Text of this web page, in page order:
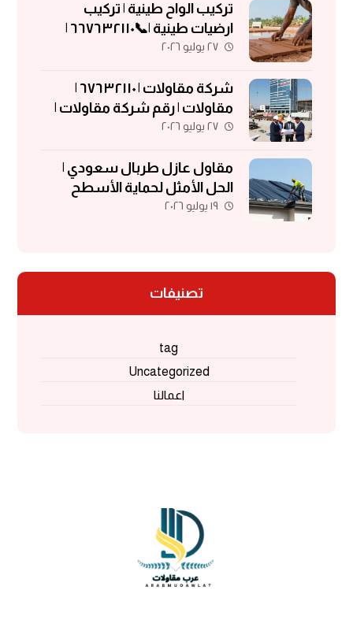
تركيب الواح طينية | تركيب
ارضيات طينية |📞٦٦٧٦٣٢١١٠ |
الواح طينية | معلم تركيب الواح
٢٧ يوليو ٢٠٢٦
شركة مقاولات | ٦٧٦٣٢١١٠ |
مقاولات | رقم شركة مقاولات |
مقاولات الكويت
٢٧ يوليو ٢٠٢٦
مقاول عازل طربال سعودي |
الحل الأمثل لحماية الأسطح
والمباني
١٩ يوليو ٢٠٢٦
تصنيفات
tag
Uncategorized
اعمالنا